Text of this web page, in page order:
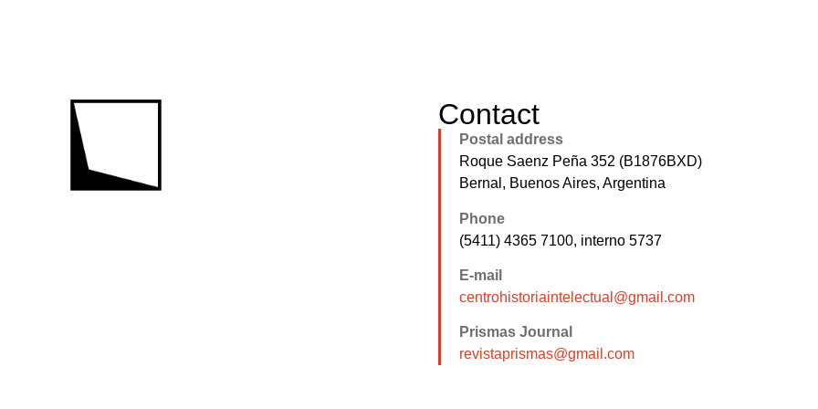
Contact
Postal address
Roque Saenz Peña 352 (B1876BXD)
Bernal, Buenos Aires, Argentina
Phone
(5411) 4365 7100, interno 5737
E-mail
centrohistoriaintelectual@gmail.com
Prismas Journal
revistaprismas@gmail.com